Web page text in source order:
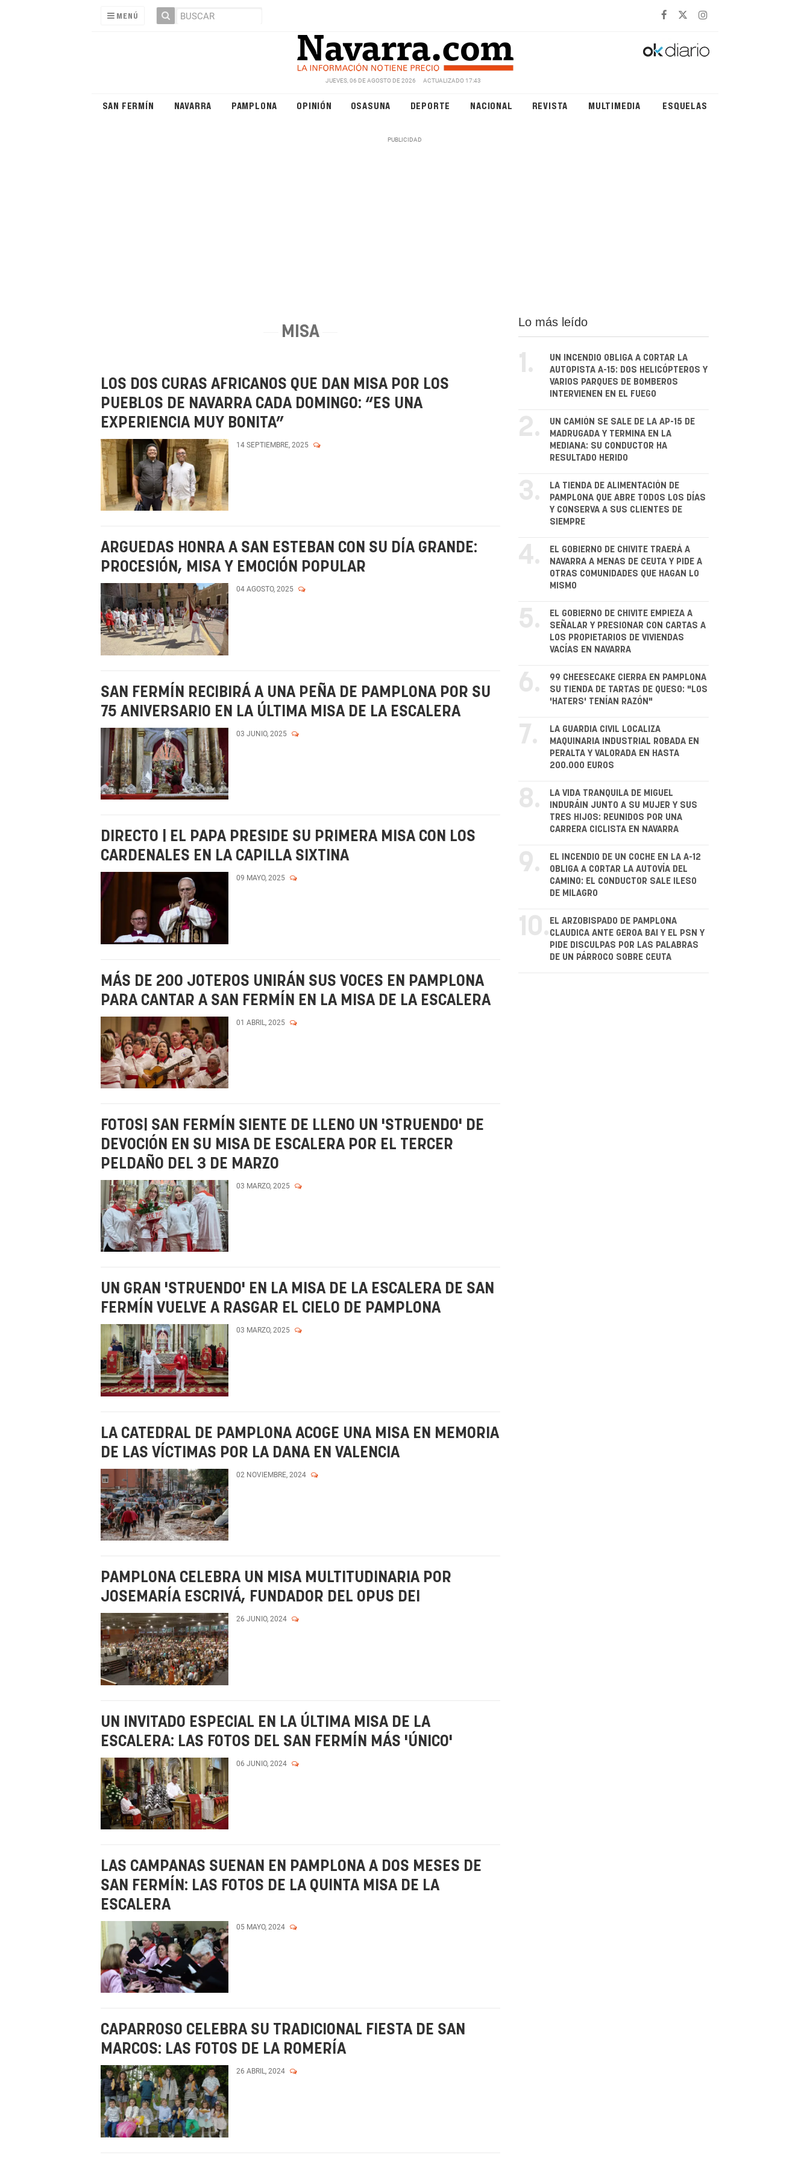
MENÚ
JUEVES, 06 DE AGOSTO DE 2026 ACTUALIZADO 17:43
SAN FERMÍN NAVARRA PAMPLONA OPINIÓN OSASUNA DEPORTE NACIONAL REVISTA MULTIMEDIA ESQUELAS
MISA
LOS DOS CURAS AFRICANOS QUE DAN MISA POR LOS
PUEBLOS DE NAVARRA CADA DOMINGO: “ES UNA
EXPERIENCIA MUY BONITA”
14 SEPTIEMBRE, 2025
ARGUEDAS HONRA A SAN ESTEBAN CON SU DÍA GRANDE:
PROCESIÓN, MISA Y EMOCIÓN POPULAR
04 AGOSTO, 2025
SAN FERMÍN RECIBIRÁ A UNA PEÑA DE PAMPLONA POR SU
75 ANIVERSARIO EN LA ÚLTIMA MISA DE LA ESCALERA
03 JUNIO, 2025
DIRECTO | EL PAPA PRESIDE SU PRIMERA MISA CON LOS
CARDENALES EN LA CAPILLA SIXTINA
09 MAYO, 2025
MÁS DE 200 JOTEROS UNIRÁN SUS VOCES EN PAMPLONA
PARA CANTAR A SAN FERMÍN EN LA MISA DE LA ESCALERA
01 ABRIL, 2025
FOTOS| SAN FERMÍN SIENTE DE LLENO UN 'STRUENDO' DE
DEVOCIÓN EN SU MISA DE ESCALERA POR EL TERCER
PELDAÑO DEL 3 DE MARZO
03 MARZO, 2025
UN GRAN 'STRUENDO' EN LA MISA DE LA ESCALERA DE SAN
FERMÍN VUELVE A RASGAR EL CIELO DE PAMPLONA
03 MARZO, 2025
LA CATEDRAL DE PAMPLONA ACOGE UNA MISA EN MEMORIA
DE LAS VÍCTIMAS POR LA DANA EN VALENCIA
02 NOVIEMBRE, 2024
PAMPLONA CELEBRA UN MISA MULTITUDINARIA POR
JOSEMARÍA ESCRIVÁ, FUNDADOR DEL OPUS DEI
26 JUNIO, 2024
UN INVITADO ESPECIAL EN LA ÚLTIMA MISA DE LA
ESCALERA: LAS FOTOS DEL SAN FERMÍN MÁS 'ÚNICO'
06 JUNIO, 2024
LAS CAMPANAS SUENAN EN PAMPLONA A DOS MESES DE
SAN FERMÍN: LAS FOTOS DE LA QUINTA MISA DE LA
ESCALERA
05 MAYO, 2024
CAPARROSO CELEBRA SU TRADICIONAL FIESTA DE SAN
MARCOS: LAS FOTOS DE LA ROMERÍA
26 ABRIL, 2024
Lo más leído
1.
UN INCENDIO OBLIGA A CORTAR LA
AUTOPISTA A-15: DOS HELICÓPTEROS Y
VARIOS PARQUES DE BOMBEROS
INTERVIENEN EN EL FUEGO
2.
UN CAMIÓN SE SALE DE LA AP-15 DE
MADRUGADA Y TERMINA EN LA
MEDIANA: SU CONDUCTOR HA
RESULTADO HERIDO
3.
LA TIENDA DE ALIMENTACIÓN DE
PAMPLONA QUE ABRE TODOS LOS DÍAS
Y CONSERVA A SUS CLIENTES DE
SIEMPRE
4.
EL GOBIERNO DE CHIVITE TRAERÁ A
NAVARRA A MENAS DE CEUTA Y PIDE A
OTRAS COMUNIDADES QUE HAGAN LO
MISMO
5.
EL GOBIERNO DE CHIVITE EMPIEZA A
SEÑALAR Y PRESIONAR CON CARTAS A
LOS PROPIETARIOS DE VIVIENDAS
VACÍAS EN NAVARRA
6.
99 CHEESECAKE CIERRA EN PAMPLONA
SU TIENDA DE TARTAS DE QUESO: "LOS
'HATERS' TENÍAN RAZÓN"
7.
LA GUARDIA CIVIL LOCALIZA
MAQUINARIA INDUSTRIAL ROBADA EN
PERALTA Y VALORADA EN HASTA
200.000 EUROS
8.
LA VIDA TRANQUILA DE MIGUEL
INDURÁIN JUNTO A SU MUJER Y SUS
TRES HIJOS: REUNIDOS POR UNA
CARRERA CICLISTA EN NAVARRA
9.
EL INCENDIO DE UN COCHE EN LA A-12
OBLIGA A CORTAR LA AUTOVÍA DEL
CAMINO: EL CONDUCTOR SALE ILESO
DE MILAGRO
10. EL ARZOBISPADO DE PAMPLONA
CLAUDICA ANTE GEROA BAI Y EL PSN Y
PIDE DISCULPAS POR LAS PALABRAS
DE UN PÁRROCO SOBRE CEUTA